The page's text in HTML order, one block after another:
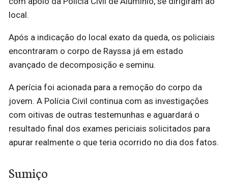
local.
Após a indicação do local exato da queda, os policiais
encontraram o corpo de Rayssa já em estado
avançado de decomposição e seminu.
A perícia foi acionada para a remoção do corpo da
jovem. A Polícia Civil continua com as investigações
com oitivas de outras testemunhas e aguardará o
resultado final dos exames periciais solicitados para
apurar realmente o que teria ocorrido no dia dos fatos.
Sumiço